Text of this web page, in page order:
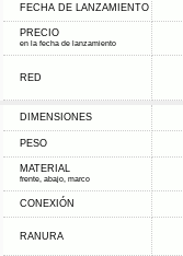
FECHA DE LANZAMIENTO
PRECIO
en la fecha de lanzamiento
RED
DIMENSIONES
PESO
MATERIAL
frente, abajo, marco
CONEXIÓN
RANURA